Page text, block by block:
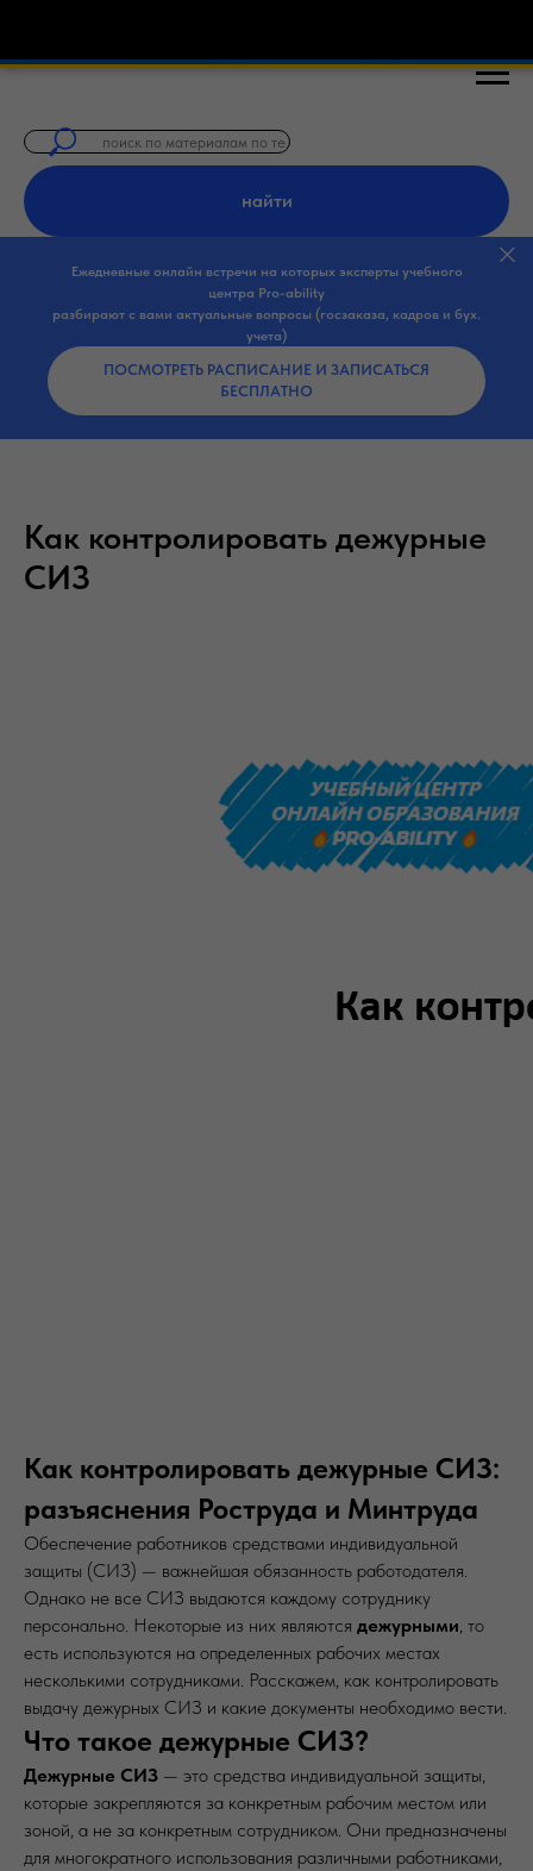
найти
Ежедневные онлайн встречи на которых эксперты учебного
центра Pro-ability
разбирают с вами актуальные вопросы (госзаказа, кадров и бух.
учета)
ПОСМОТРЕТЬ РАСПИСАНИЕ И ЗАПИСАТЬСЯ
БЕСПЛАТНО
Как контролировать дежурные
СИЗ
Как контролировать дежурные СИЗ:
разъяснения Роструда и Минтруда
Обеспечение работников средствами индивидуальной
защиты (СИЗ) — важнейшая обязанность работодателя.
Однако не все СИЗ выдаются каждому сотруднику
персонально. Некоторые из них являются дежурными, то
есть используются на определенных рабочих местах
несколькими сотрудниками. Расскажем, как контролировать
выдачу дежурных СИЗ и какие документы необходимо вести.
Что такое дежурные СИЗ?
Дежурные СИЗ — это средства индивидуальной защиты,
которые закрепляются за конкретным рабочим местом или
зоной, а не за конкретным сотрудником. Они предназначены
для многократного использования различными работниками,